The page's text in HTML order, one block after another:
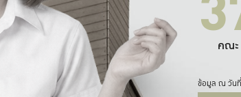
คณะ
ข้อมูล ณ วัน